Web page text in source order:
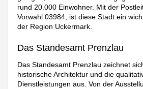
rund 20.000 Einwohner. Mit der
Vorwahl 03984, ist diese Stadt ein
der Region Uckermark.
Das Standesamt Prenzlau
Das Standesamt Prenzlau zeichnet
historische Architektur und die
Dienstleistungen aus. Von der